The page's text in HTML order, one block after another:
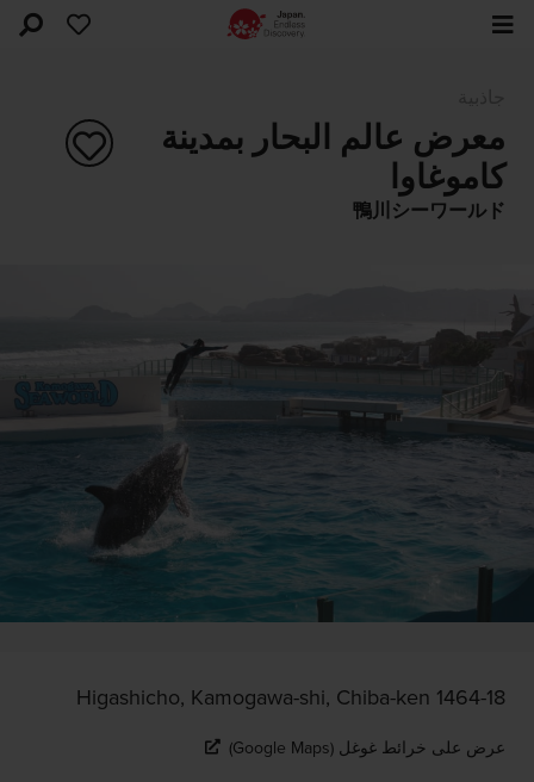
معرض عالم البحار بمدينة
كاموغاوا
鴨川シーワールド
1464-18 Higashicho, Kamogawa-shi, Chiba-ken
عرض على خرائط غوغل (Google Maps)